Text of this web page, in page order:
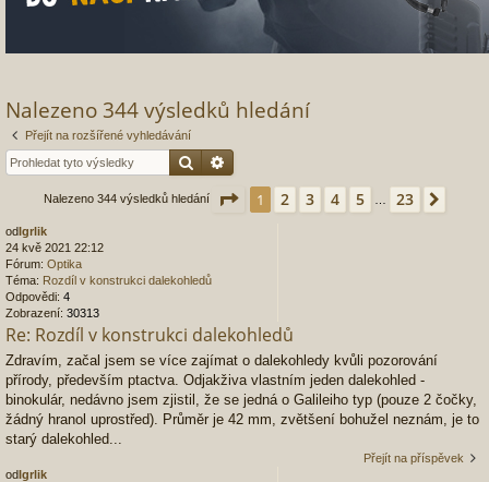
Nalezeno 344 výsledků hledání
Přejít na rozšířené vyhledávání
Hledat
Nalezeno 344 výsledků hledání Stránka 1z 23
1 2 3 4 5 23
odIgrlik
24 kvě 2021 22:12
Fórum: Optika
Téma: Rozdíl v konstrukci dalekohledů
Odpovědi: 4
Zobrazení: 30313
Re: Rozdíl v konstrukci dalekohledů
Zdravím, začal jsem se více zajímat o dalekohledy kvůli pozorování
přírody, především ptactva. Odjakživa vlastním jeden dalekohled -
binokulár, nedávno jsem zjistil, že se jedná o Galileiho typ (pouze 2 čočky,
žádný hranol uprostřed). Průměr je 42 mm, zvětšení bohužel neznám, je to
starý dalekohled...
Přejít na příspěvek
odIgrlik